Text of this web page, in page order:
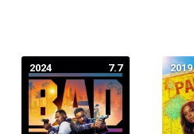
7.7
2024 2019